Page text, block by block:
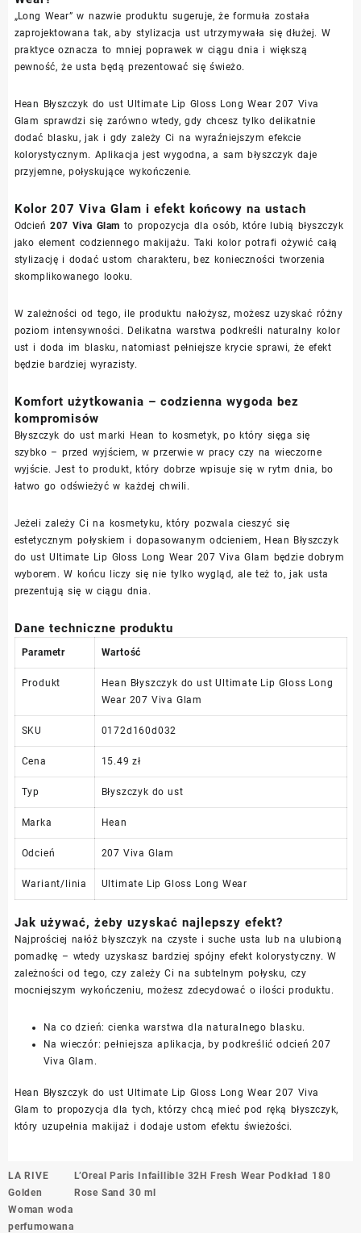
„Long Wear” w nazwie produktu sugeruje, że formuła została
zaprojektowana tak, aby stylizacja ust utrzymywała się dłużej. W
praktyce oznacza to mniej poprawek w ciągu dnia i większą
pewność, że usta będą prezentować się świeżo.
Hean Błyszczyk do ust Ultimate Lip Gloss Long Wear 207 Viva
Glam sprawdzi się zarówno wtedy, gdy chcesz tylko delikatnie
dodać blasku, jak i gdy zależy Ci na wyraźniejszym efekcie
kolorystycznym. Aplikacja jest wygodna, a sam błyszczyk daje
przyjemne, połyskujące wykończenie.
Kolor 207 Viva Glam i efekt końcowy na ustach
Odcień207 Viva Glam to propozycja dla osób, które lubią błyszczyk
jako element codziennego makijażu. Taki kolor potrafi ożywić całą
stylizację i dodać ustom charakteru, bez konieczności tworzenia
skomplikowanego looku.
W zależności od tego, ile produktu nałożysz, możesz uzyskać różny
poziom intensywności. Delikatna warstwa podkreśli naturalny kolor
ust i doda im blasku, natomiast pełniejsze krycie sprawi, że efekt
będzie bardziej wyrazisty.
Komfort użytkowania – codzienna wygoda bez
kompromisów
Błyszczyk do ust marki Hean to kosmetyk, po który sięga się
szybko – przed wyjściem, w przerwie w pracy czy na wieczorne
wyjście. Jest to produkt, który dobrze wpisuje się w rytm dnia, bo
łatwo go odświeżyć w każdej chwili.
Jeżeli zależy Ci na kosmetyku, który pozwala cieszyć się
estetycznym połyskiem i dopasowanym odcieniem, Hean Błyszczyk
do ust Ultimate Lip Gloss Long Wear 207 Viva Glam będzie dobrym
wyborem. W końcu liczy się nie tylko wygląd, ale też to, jak usta
prezentują się w ciągu dnia.
Dane techniczne produktu
Parametr Wartość
Produkt
Hean Błyszczyk do ust Ultimate Lip Gloss Long
Wear 207 Viva Glam
SKU 0172d160d032
Cena 15.49 zł
Typ Błyszczyk do ust
Marka Hean
Odcień 207 Viva Glam
Wariant/linia Ultimate Lip Gloss Long Wear
Jak używać, żeby uzyskać najlepszy efekt?
Najprościej nałóż błyszczyk na czyste i suche usta lub na ulubioną
pomadkę – wtedy uzyskasz bardziej spójny efekt kolorystyczny. W
zależności od tego, czy zależy Ci na subtelnym połysku, czy
mocniejszym wykończeniu, możesz zdecydować o ilości produktu.
Na co dzień: cienka warstwa dla naturalnego blasku.
Na wieczór: pełniejsza aplikacja, by podkreślić odcień 207
Viva Glam.
Hean Błyszczyk do ust Ultimate Lip Gloss Long Wear 207 Viva
Glam to propozycja dla tych, którzy chcą mieć pod ręką błyszczyk,
który uzupełnia makijaż i dodaje ustom efektu świeżości.
Nawigacja
wpisu
LA RIVE
Golden
Woman woda
perfumowana
L’Oreal Paris Infaillible 32H Fresh Wear Podkład 180
Rose Sand 30 ml